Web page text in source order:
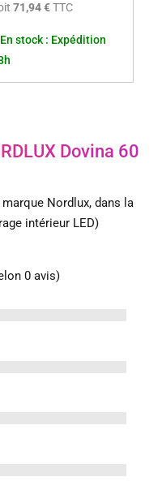
71,94 €TTC
En stock : Expédition
Dovina 60
Nordlux, dans la
intérieur LED)
0 avis)